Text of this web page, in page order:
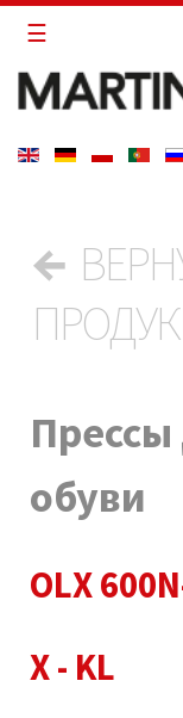
←
обуви
OLX
X - KL